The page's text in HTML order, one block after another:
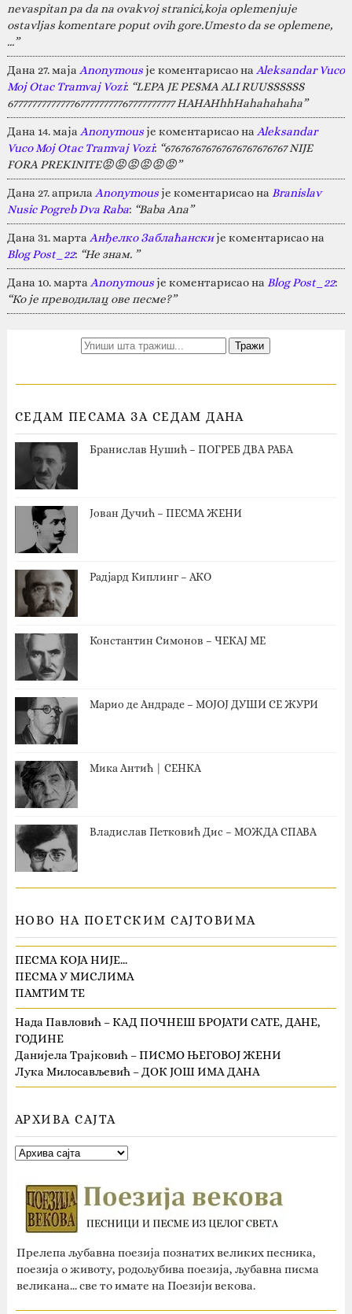
nevaspitan pa da na ovakvoj stranici,koja oplemenjuje
ostavljas komentare poput ovih gore.Umesto da se oplemene,
…”
Дана 27. маја Anonymousје коментарисао на Aleksandar Vuco
Moj Otac Tramvaj Vozi: “LEPA JE PESMA ALI RUUSSSSSS
67777777777777677777777767777777777 HAHAHhhHahahahaha”
Дана 14. маја Anonymousје коментарисао на Aleksandar
Vuco Moj Otac Tramvaj Vozi: “676767676767676767676767 NIJE
FORA PREKINITE😡😡😡😡😡😡”
Дана 27. априла Anonymousје коментарисао на Branislav
Nusic Pogreb Dva Raba: “Baba Ana”
Дана 31. марта Анђелко Заблаћанскије коментарисао на
Blog Post_22: “Не знам. ”
Дана 10. марта Anonymousје коментарисао на Blog Post_22:
“Ко је преводилац ове песме?”
СЕДАМ ПЕСАМА ЗА СЕДАМ ДАНА
Бранислав Нушић – ПОГРЕБ ДВА РАБА
Јован Дучић – ПЕСМА ЖЕНИ
Радјард Киплинг – АКО
Константин Симонов – ЧЕКАЈ МЕ
Марио де Андраде – МОЈОЈ ДУШИ СЕ ЖУРИ
Мика Антић | СЕНКА
Владислав Петковић Дис – МОЖДА СПАВА
НОВО НА ПОЕТСКИМ САЈТОВИМА
ПЕСМА КОЈА НИЈЕ…
ПЕСМА У МИСЛИМА
ПАМТИМ ТЕ
Нада Павловић – КАД ПОЧНЕШ БРОЈАТИ САТЕ, ДАНЕ,
ГОДИНЕ
Данијела Трајковић – ПИСМО ЊЕГОВОЈ ЖЕНИ
Лука Милосављевић – ДОК ЈОШ ИМА ДАНА
АРХИВА САЈТА
Прелепа љубавна поезија познатих великих песника,
поезија о животу, родољубива поезија, љубавна писма
великана... све то имате на Поезији векова.